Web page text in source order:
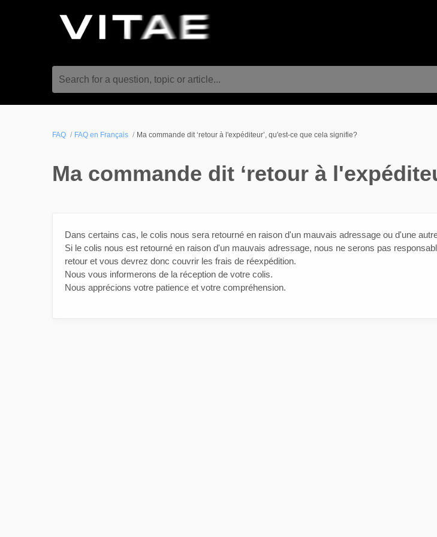
Search for a question, topic or article...
FAQ FAQ en Français Ma commande dit ‘retour à l'expéditeur’, qu'est-ce que cela signifie?
Ma commande dit ‘retour à
Dans certains cas, le colis nous sera retourné en raison d'un mauvais adressage ou d'une
Si le colis nous est retourné en raison d'un mauvais adressage, nous ne serons pas
retour et vous devrez donc couvrir les frais de réexpédition.
Nous vous informerons de la réception de votre colis.
Nous apprécions votre patience et votre compréhension.